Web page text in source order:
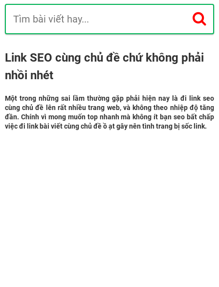
Link SEO cùng chủ đề chứ không phải
nhồi nhét
Một trong những sai lầm thường gặp phải hiện nay là đi link seo
cùng chủ đề lên rất nhiều trang web, và không theo nhiệp độ tăng
đần. Chính vì mong muốn top nhanh mà không ít bạn seo bất chấp
việc đi link bài viết cùng chủ đề ồ ạt gây nên tình trang bị sốc link.